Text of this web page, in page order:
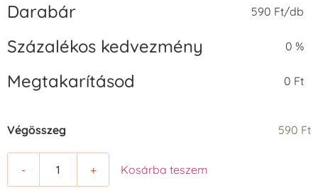
Darabár 590 Ft/db
Százalékos kedvezmény 0 %
Megtakarításod 0 Ft
Végösszeg 590 Ft
- + Kosárba teszem